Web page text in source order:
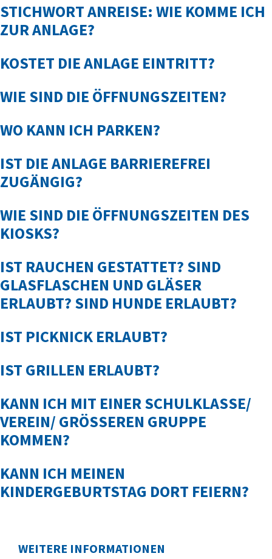
STICHWORT ANREISE: WIE KOMME ICH
ZUR ANLAGE?
KOSTET DIE ANLAGE EINTRITT?
WIE SIND DIE ÖFFNUNGSZEITEN?
WO KANN ICH PARKEN?
IST DIE ANLAGE BARRIEREFREI
ZUGÄNGIG?
WIE SIND DIE ÖFFNUNGSZEITEN DES
KIOSKS?
IST RAUCHEN GESTATTET? SIND
GLASFLASCHEN UND GLÄSER
ERLAUBT? SIND HUNDE ERLAUBT?
IST PICKNICK ERLAUBT?
IST GRILLEN ERLAUBT?
KANN ICH MIT EINER SCHULKLASSE/
VEREIN/ GRÖSSEREN GRUPPE K
OMMEN?
KANN ICH MEINEN
KINDERGEBURTSTAG DORT FEIERN?
WEITERE INFORMATIONEN